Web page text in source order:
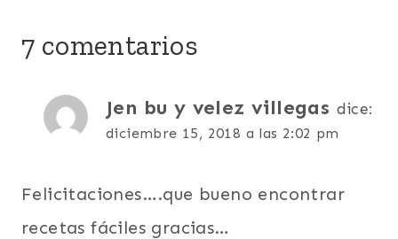
7 comentarios
Jen bu y velez villegas dice:
diciembre 15, 2018 a las 2:02 pm
Felicitaciones….que bueno encontrar
recetas fáciles gracias…